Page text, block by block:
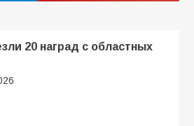
20 наград с областных